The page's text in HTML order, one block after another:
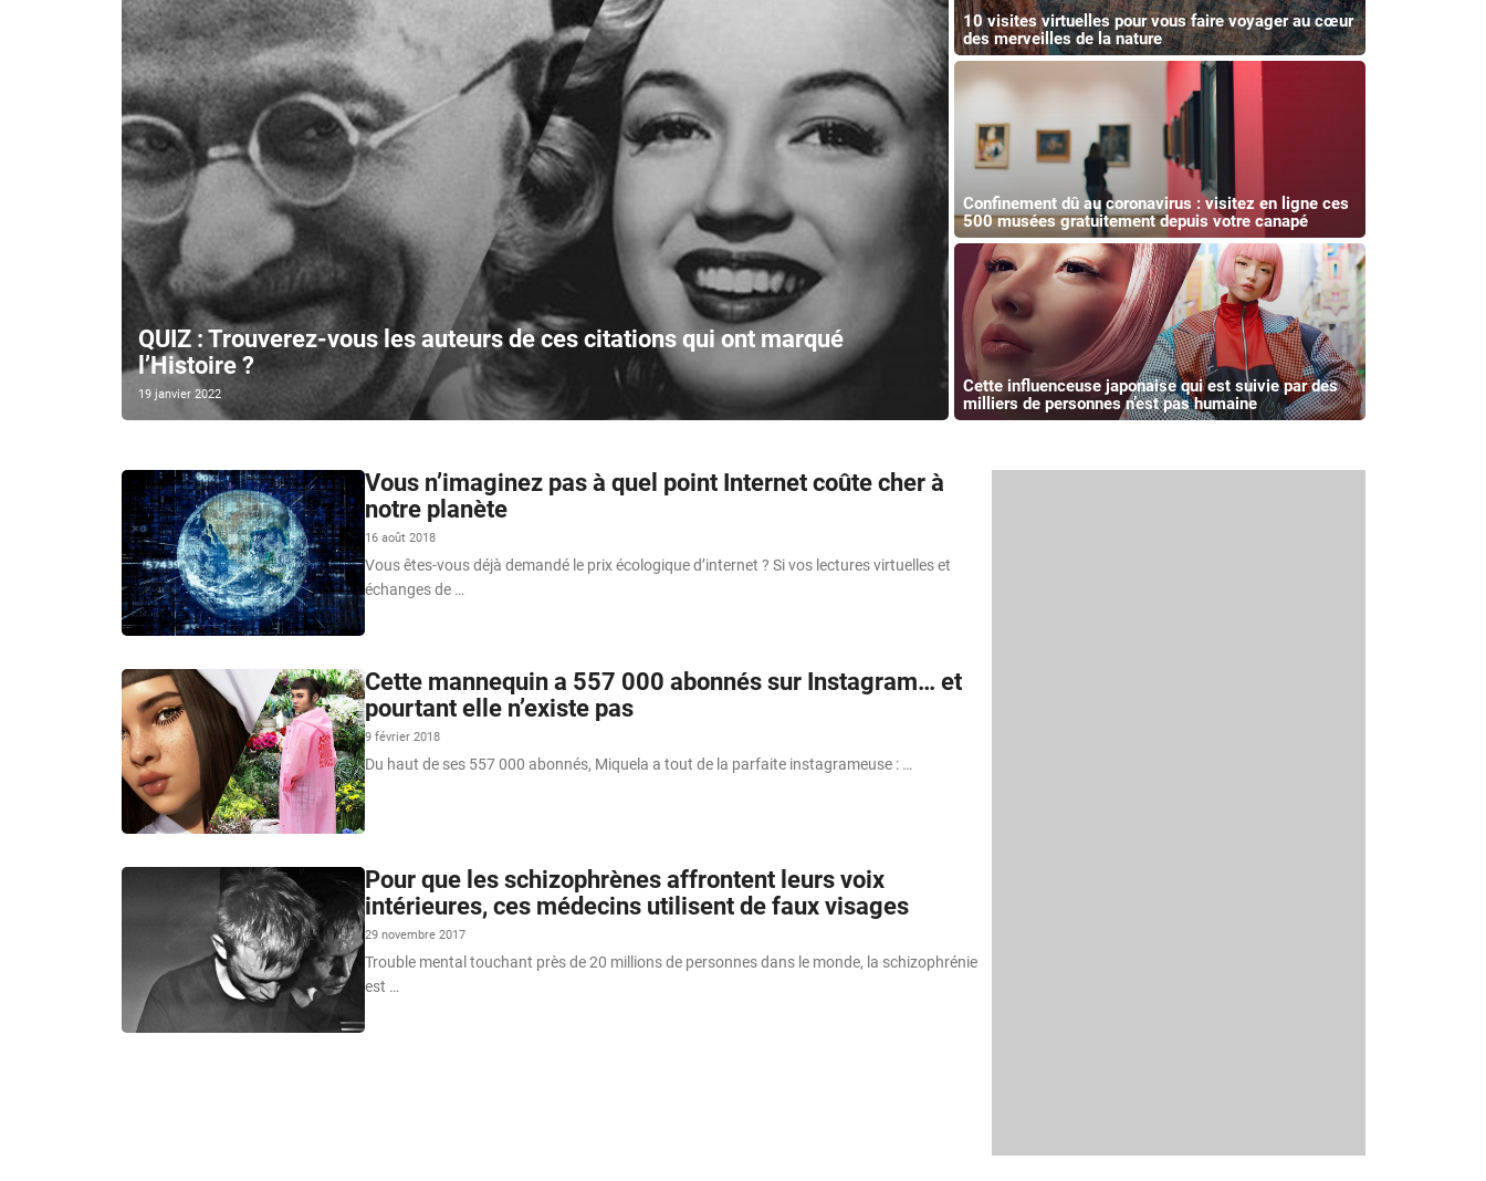
QUIZ : Trouverez-vous les auteurs de ces citations qui ont marqué
l’Histoire ?
19 janvier 2022
10 visites virtuelles pour vous faire voyager au cœur
des merveilles de la nature
Confinement dû au coronavirus : visitez en ligne ces
500 musées gratuitement depuis votre canapé
Cette influenceuse japonaise qui est suivie par des
milliers de personnes n’est pas humaine
Vous n’imaginez pas à quel point Internet coûte cher à
notre planète
16 août 2018
Vous êtes-vous déjà demandé le prix écologique d’internet ? Si vos lectures virtuelles et
échanges de …
Cette mannequin a 557 000 abonnés sur Instagram… et
pourtant elle n’existe pas
9 février 2018
Du haut de ses 557 000 abonnés, Miquela a tout de la parfaite instagrameuse : …
Pour que les schizophrènes affrontent leurs voix
intérieures, ces médecins utilisent de faux visages
29 novembre 2017
Trouble mental touchant près de 20 millions de personnes dans le monde, la schizophrénie
est …